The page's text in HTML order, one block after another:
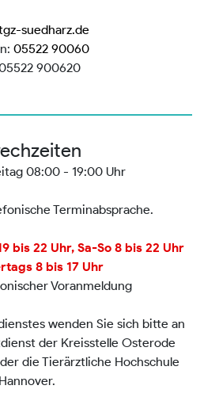
suedharz.de
05522 90060
900620
08:00 - 19:00 Uhr
Terminabsprache.
bis 22 Uhr, Sa-So 8 bis 22 Uhr
8 bis 17 Uhr
Voranmeldung
wenden Sie sich bitte an
der Kreisstelle Osterode
die Tierärztliche Hochschule
Hannover.